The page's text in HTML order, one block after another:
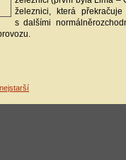
železnici, která
s dalšími
nejstarší